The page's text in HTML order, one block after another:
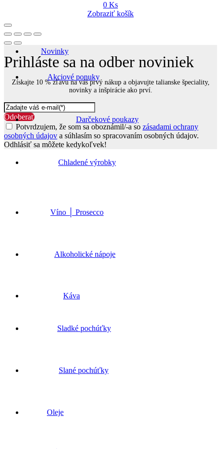
0 Ks
Zobraziť košík
Novinky
Akciové ponuky
Darčekové poukazy
Chladené výrobky
Víno │ Prosecco
Alkoholické nápoje
Káva
Sladké pochúťky
Slané pochúťky
Oleje
Prihláste sa na odber noviniek
Získajte 10 % zľavu na váš prvý nákup a objavujte talianske špeciality,
novinky a inšpirácie ako prví.
Odoberať
Potvrdzujem, že som sa oboznámil/-a so zásadami ochrany
osobných údajov a súhlasím so spracovaním osobných údajov.
Odhlásiť sa môžete kedykoľvek!